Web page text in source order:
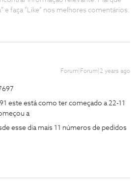
e faça "Like" nos melhores comentários.
Forum|Forum|2 years ago
este está como ter começado a 22-11
a
esse dia mais 11 números de pedidos